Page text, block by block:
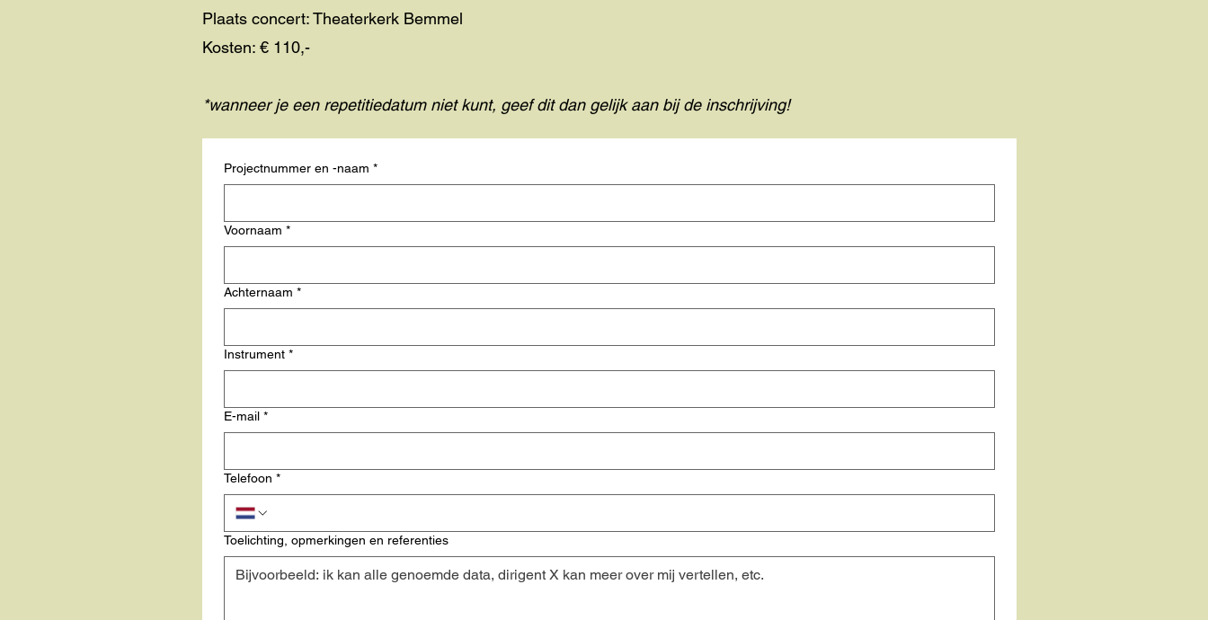
Plaats concert: Theaterkerk Bemmel
Kosten: € 110,-
*wanneer je een repetitiedatum niet kunt, geef dit dan gelijk aan bij de inschrijving!
Projectnummer en -naam *
Voornaam *
Achternaam *
Instrument *
E-mail *
Telefoon *
Toelichting, opmerkingen en referenties